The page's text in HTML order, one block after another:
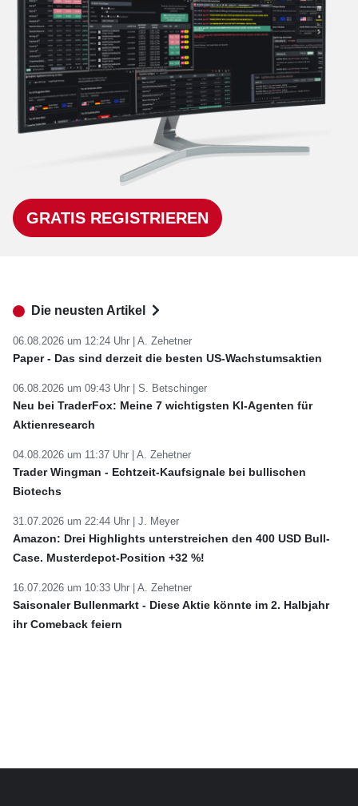
GRATIS REGISTRIEREN
Die neusten Artikel
06.08.2026 um 12:24 Uhr | A. Zehetner
Paper - Das sind derzeit die besten US-Wachstumsaktien
06.08.2026 um 09:43 Uhr | S. Betschinger
Neu bei TraderFox: Meine 7 wichtigsten KI-Agenten für
Aktienresearch
04.08.2026 um 11:37 Uhr | A. Zehetner
Trader Wingman - Echtzeit-Kaufsignale bei bullischen
Biotechs
31.07.2026 um 22:44 Uhr | J. Meyer
Amazon: Drei Highlights unterstreichen den 400 USD Bull-
Case. Musterdepot-Position +32 %!
16.07.2026 um 10:33 Uhr | A. Zehetner
Saisonaler Bullenmarkt - Diese Aktie könnte im 2. Halbjahr
ihr Comeback feiern